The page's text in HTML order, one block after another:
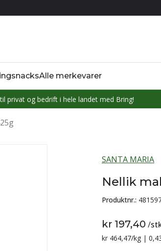
Alle merkevarer
privat og bedrift i hele landet med Bring!
SANTA MARIA
Nellik
Produktnr.:
kr 197,40 /
Sammenligning
kr 464,47/kg |